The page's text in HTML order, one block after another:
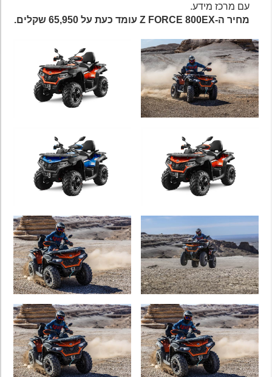
עם מרכז מידע.
מחיר ה-Z FORCE 800EX עומד כעת על 65,950 שקלים.